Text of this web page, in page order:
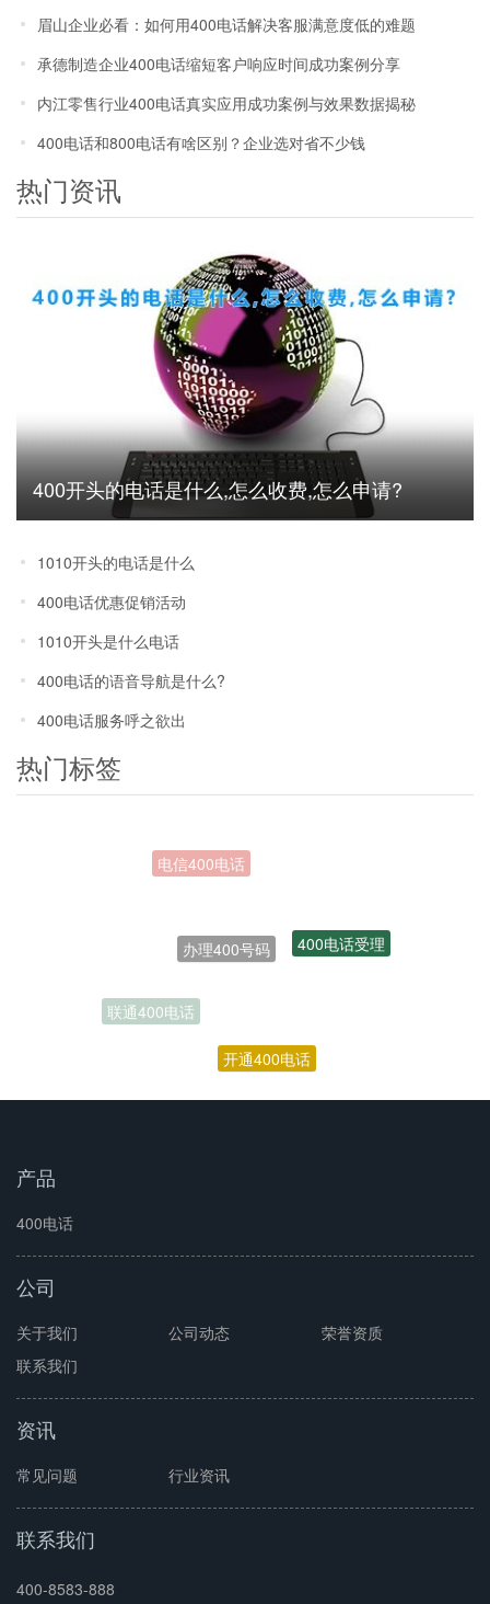
眉山企业必看：如何用400电话解决客服满意度低的难题
承德制造企业400电话缩短客户响应时间成功案例分享
内江零售行业400电话真实应用成功案例与效果数据揭秘
400电话和800电话有啥区别？企业选对省不少钱
热门资讯
400开头的电话是什么,怎么收费,怎么申请?
1010开头的电话是什么
400电话优惠促销活动
1010开头是什么电话
400电话的语音导航是什么?
400电话服务呼之欲出
热门标签
开通400电话
联通400电话
400电话受理
产品
400电话
公司
关于我们 公司动态
荣誉资质
联系我们
资讯
常见问题 行业资讯
联系我们
400-8583-888